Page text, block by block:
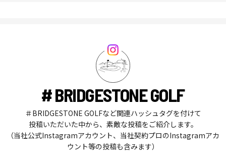
# BRIDGESTONE GOLF
＃BRIDGESTONE GOLFなど関連ハッシュタグを付けて
投稿いただいた中から、素敵な投稿をご紹介します。
（当社公式Instagramアカウント、当社契約プロのInstagramアカ
ウント等の投稿も含みます）